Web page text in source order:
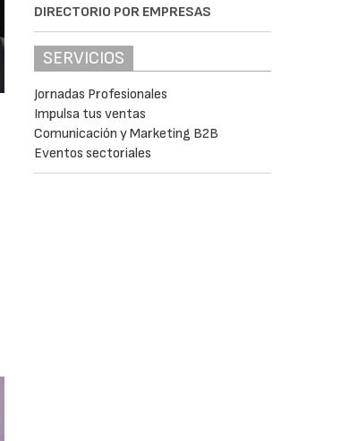
DIRECTORIO POR EMPRESAS
SERVICIOS
Jornadas Profesionales
Impulsa tus ventas
Comunicación y Marketing B2B
Eventos sectoriales